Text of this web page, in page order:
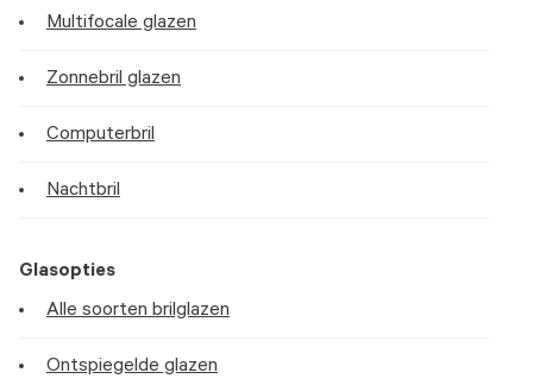
Multifocale glazen
Zonnebril glazen
Computerbril
Nachtbril
Glasopties
Alle soorten brilglazen
Ontspiegelde glazen